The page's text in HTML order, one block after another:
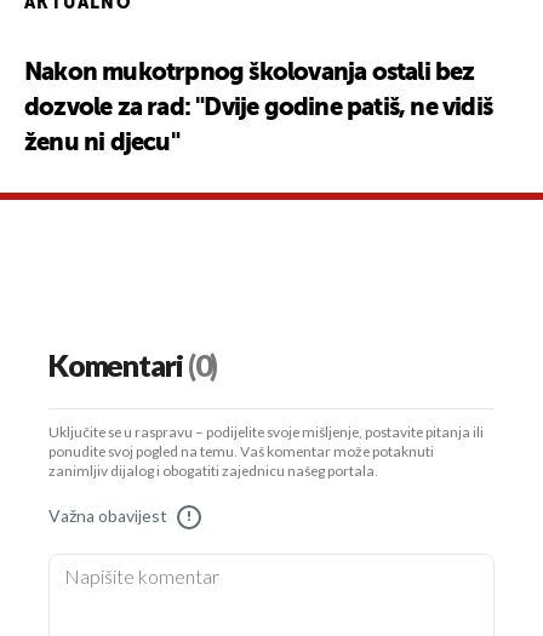
Nakon mukotrpnog školovanja ostali bez
dozvole za rad: "Dvije godine patiš, ne vidiš
ženu ni djecu"
Komentari(0)
Uključite se u raspravu – podijelite svoje mišljenje, postavite pitanja ili
ponudite svoj pogled na temu. Vaš komentar može potaknuti
zanimljiv dijalog i obogatiti zajednicu našeg portala.
Važna obavijest !